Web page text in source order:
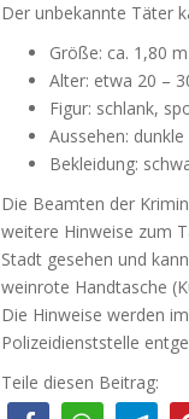
Der unbekannte Täter
Größe: ca. 1,80 m
Alter: etwa 20 –
Figur: schlank,
Aussehen:
Bekleidung:
Die Beamten der
weitere Hinweise zum
Stadt gesehen und
weinrote Handtasche
Die Hinweise werden
Polizeidienststelle
Teile diesen Beitrag: